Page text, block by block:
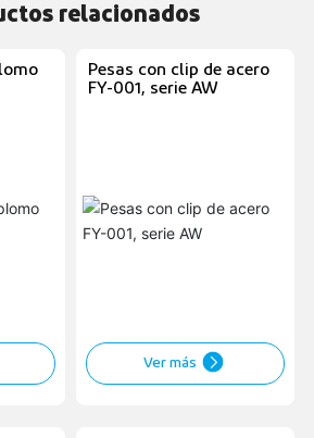
relacionados
Pesas con clip de acero
FY-001, serie AW
Ver más